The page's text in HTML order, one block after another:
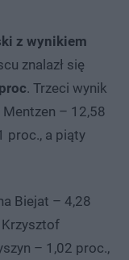
z wynikiem
znalazł się
. Trzeci wynik
Mentzen – 12,58
proc., a piąty
Biejat – 4,28
– 1,02 proc.,